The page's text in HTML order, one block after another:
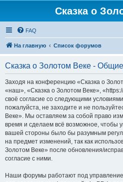
Сказка о
FAQ
На главную Список форумов
Сказка о Золотом Веке -
Заходя на конференцию «Сказка о
«наш», «Сказка о Золотом Веке»,
своё согласие со следующими
пожалуйста, не заходите и не
Веке». Мы оставляем за собой право
время и сделаем всё возможное, чтобы
вашей стороны было бы разумным
на предмет изменений, так как
Золотом Веке» после обновления/
согласие с ними.
Наши форумы работают под